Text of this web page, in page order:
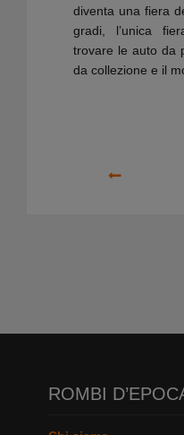
diventa una fiera
gradi, l’unica
trovare le auto da
da collezione e il
ROMBI